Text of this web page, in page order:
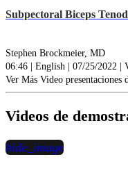
Subpectoral Biceps
Stephen Brockmeier, MD
06:46 | English | 07/25/2022 |
Ver Más Video presentaciones
Videos de
hide_image